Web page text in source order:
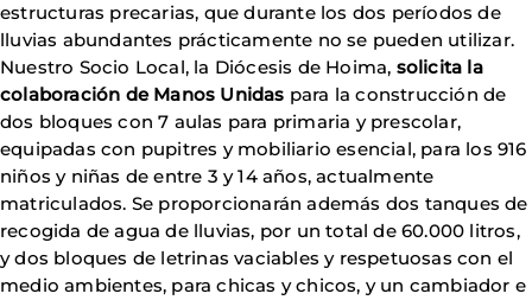
estructuras precarias, que durante los dos períodos de
lluvias abundantes prácticamente no se pueden utilizar.
Nuestro Socio Local, la Diócesis de Hoima, solicita la
colaboración de Manos Unidas para la construcción de
dos bloques con 7 aulas para primaria y prescolar,
equipadas con pupitres y mobiliario esencial, para los 916
niños y niñas de entre 3 y 14 años, actualmente
matriculados. Se proporcionarán además dos tanques de
recogida de agua de lluvias, por un total de 60.000 litros,
y dos bloques de letrinas vaciables y respetuosas con el
medio ambientes, para chicas y chicos, y un cambiador e